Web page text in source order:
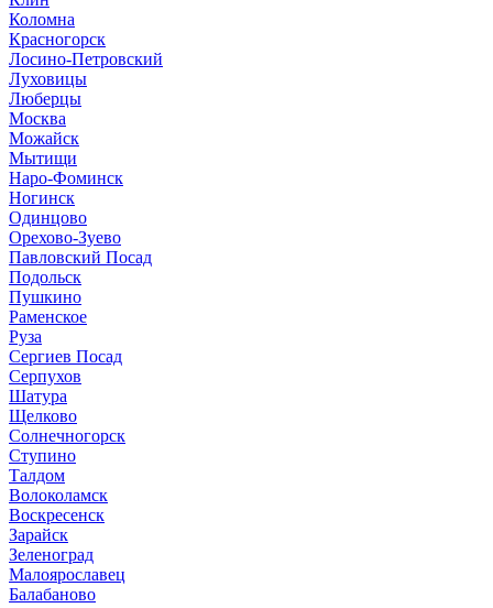
Коломна
Красногорск
Лосино-Петровский
Луховицы
Люберцы
Москва
Можайск
Мытищи
Наро-Фоминск
Ногинск
Одинцово
Орехово-Зуево
Павловский Посад
Подольск
Пушкино
Раменское
Руза
Сергиев Посад
Серпухов
Шатура
Щелково
Солнечногорск
Ступино
Талдом
Волоколамск
Воскресенск
Зарайск
Зеленоград
Малоярославец
Балабаново